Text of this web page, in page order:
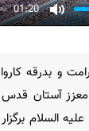
01:20
Mute
و بدرقه
معزز آستان
السلام